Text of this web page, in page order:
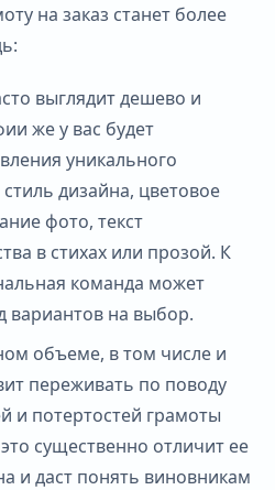
на заказ станет более
выглядит дешево и
же у вас будет
уникального
дизайна, цветовое
фото, текст
в стихах или прозой. К
команда может
вариантов на выбор.
объеме, в том числе и
переживать по поводу
и потертостей грамоты
существенно отличит ее
и даст понять виновникам